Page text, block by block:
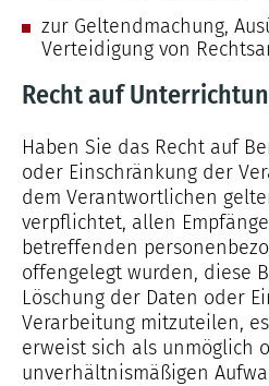
zur Geltendmachung,
Verteidigung von
Recht auf
Haben Sie das Recht auf
oder Einschränkung der
dem Verantwortlichen
verpflichtet, allen
betreffenden
offengelegt wurden, diese
Löschung der Daten oder
Verarbeitung mitzuteilen,
erweist sich als unmöglich
unverhältnismäßigen